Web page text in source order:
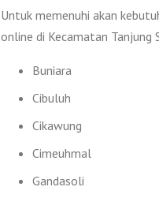
Untuk memenuhi akan
online di Kecamatan Tanjung
Buniara
Cibuluh
Cikawung
Cimeuhmal
Gandasoli